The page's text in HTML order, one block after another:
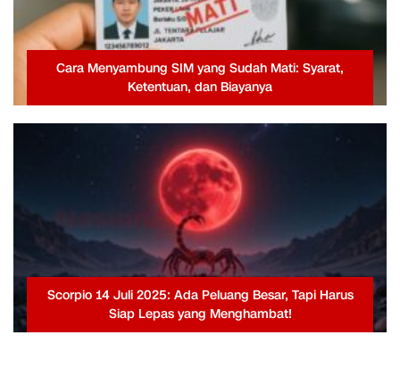
Cara Menyambung SIM yang Sudah Mati: Syarat,
Ketentuan, dan Biayanya
Scorpio 14 Juli 2025: Ada Peluang Besar, Tapi Harus
Siap Lepas yang Menghambat!